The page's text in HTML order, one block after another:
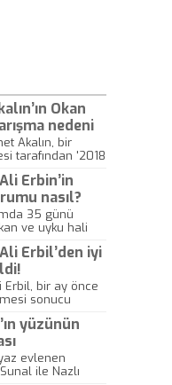
Okan
nedeni
Akalın, bir
tarafından '2018
ardından sosyal
bir
yayınladı. Bu
şarkıcının, iş
Kurt'la barışma
çıktı.
Erbin’in
nasıl?
35 günü
ve uyku hali
durumunu
Erbil, sosyal
ile
Erbil’den iyi
Erbil, bir ay önce
sonucu
kırılan
zarını
neden
yüzünün
kaçmadı
evlenen
ile Nazlı